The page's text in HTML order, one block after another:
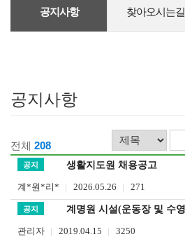
공지사항 찾아오시는길
공지사항
전체 208
검
색
하
기
색
입
력
공지 생활지도원 채용공고
계*원*리* 2026.05.26 271
공지
관리자 2019.04.15 3250